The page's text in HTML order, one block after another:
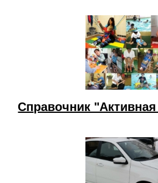
Справочник